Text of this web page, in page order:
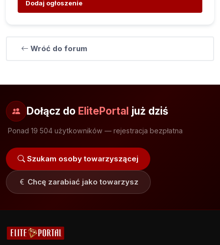
Dodaj ogłoszenie
Wróć do forum
Dołącz do ElitePortal już dziś
Ponad 19 504 użytkowników — rejestracja bezpłatna
Szukam osoby towarzyszącej
Chcę zarabiać jako towarzysz